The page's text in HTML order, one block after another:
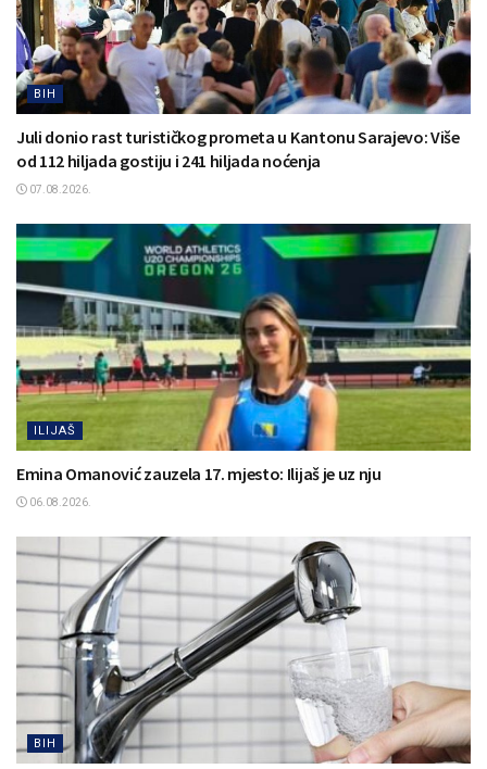
BIH
Juli donio rast turističkog prometa u Kantonu Sarajevo: Više
od 112 hiljada gostiju i 241 hiljada noćenja
07.08.2026.
ILIJAŠ
Emina Omanović zauzela 17. mjesto: Ilijaš je uz nju
06.08.2026.
BIH